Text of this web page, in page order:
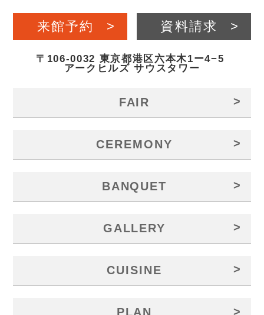
来館予約 > 資料請求 >
〒106-0032 東京都港区六本木1ー4−5
アークヒルズ サウスタワー
FAIR >
CEREMONY >
BANQUET >
GALLERY >
CUISINE >
PLAN >